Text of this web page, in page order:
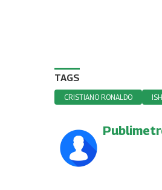
TAGS
CRISTIANO RONALDO